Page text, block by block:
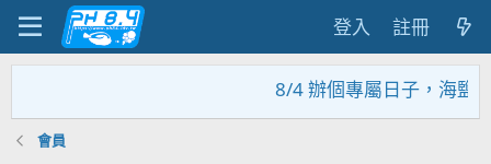
登入 註冊
8/4 辦個專屬日子，海鹽
會員